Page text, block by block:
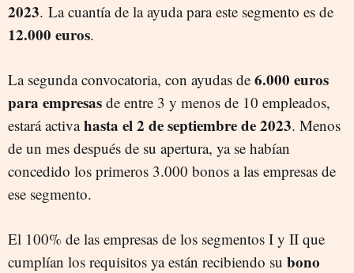
2023. La cuantía de la ayuda para este segmento es de
12.000 euros.
La segunda convocatoria, con ayudas de 6.000 euros
para empresas de entre 3 y menos de 10 empleados,
estará activahasta el 2 de septiembre de 2023. Menos
de un mes después de su apertura, ya se habían
concedido los primeros 3.000 bonos a las empresas de
ese segmento.
El 100% de las empresas de los segmentos I y II que
cumplían los requisitos ya están recibiendo su bono